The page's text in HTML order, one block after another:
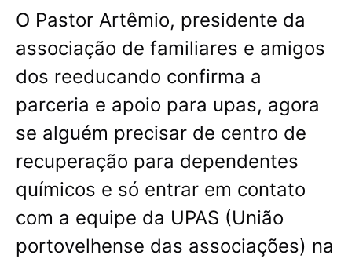
O Pastor Artêmio, presidente da
associação de familiares e amigos
dos reeducando confirma a
parceria e apoio para upas, agora
se alguém precisar de centro de
recuperação para dependentes
químicos e só entrar em contato
com a equipe da UPAS (União
portovelhense das associações) na